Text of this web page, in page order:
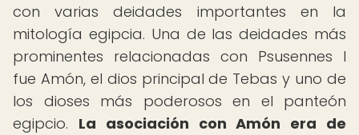
con varias deidades importantes en la
mitología egipcia. Una de las deidades más
prominentes relacionadas con Psusennes I
fue Amón, el dios principal de Tebas y uno de
los dioses más poderosos en el panteón
egipcio. La asociación con Amón era de